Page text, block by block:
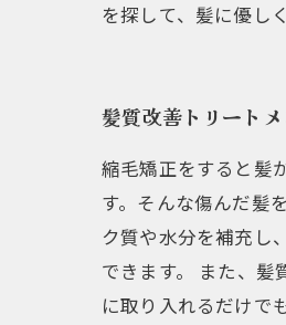
を探して、髪に優し
髪質改善トリート
縮毛矯正をすると髪
す。そんな傷んだ髪
ク質や水分を補充し
できます。 また、
に取り入れるだけで